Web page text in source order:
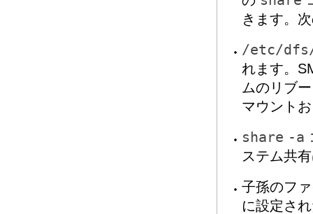
きます。
/etc/
れます。
ムのリブ
マウント
share -a
ステム共
子孫のフ
に設定さ